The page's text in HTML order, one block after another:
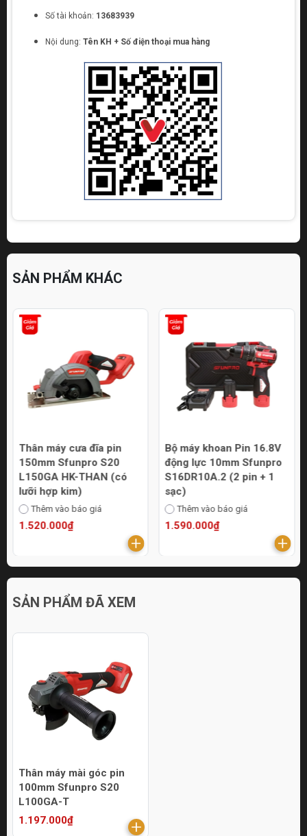
Số tài khoản: 13683939
Nội dung: Tên KH + Số điện thoại mua hàng
SẢN PHẨM KHÁC
Thân máy cưa đĩa pin
150mm Sfunpro S20
L150GA HK-THAN (có
lưỡi hợp kim)
Thêm vào báo giá
1.520.000₫
Bộ máy khoan Pin 16.8V
động lực 10mm Sfunpro
S16DR10A.2 (2 pin + 1
sạc)
Thêm vào báo giá
1.590.000₫
SẢN PHẨM ĐÃ XEM
Thân máy mài góc pin
100mm Sfunpro S20
L100GA-T
1.197.000₫